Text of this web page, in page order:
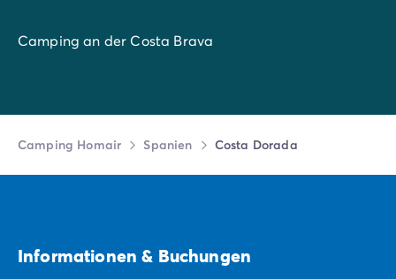
Camping an der Costa Brava
Camping Homair Spanien Costa Dorada
Informationen & Buchungen